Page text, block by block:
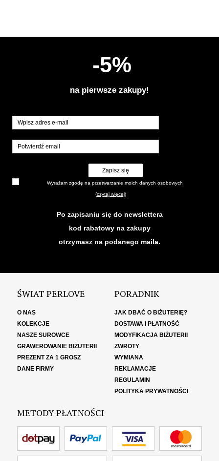
-5%
na pierwsze zakupy!
Zapisz się
Wyrażam zgodę na przetwarzanie moich danych osobowych
(czytaj więcej)
Po zapisaniu się do newslettera
kod rabatowy na zakupy
otrzymasz na podanego maila.
ŚWIAT PERLOVE
O NAS
KOLEKCJE
NASZE SUROWCE
GRAWEROWANIE BIŻUTERII
PREZENT ZA 1 GROSZ
DANE FIRMY
PORADNIK
JAK DBAĆ O BIŻUTERIĘ?
DOSTAWA I PŁATNOŚĆ
MODYFIKACJA BIŻUTERII
ZWROTY
WYMIANA
REKLAMACJE
REGULAMIN
POLITYKA PRYWATNOŚCI
METODY PŁATNOŚCI